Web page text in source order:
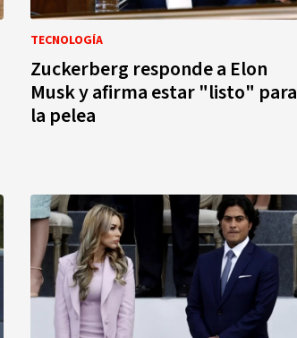
TECNOLOGÍA
Zuckerberg responde a Elon
Musk y afirma estar "listo" para
la pelea